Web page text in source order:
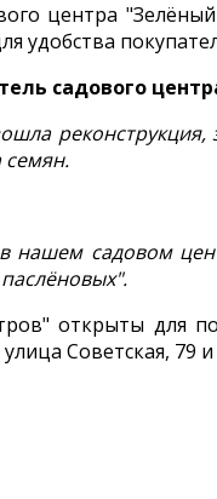
центра
удобства
садового
семян.
нашем садовом
открыты для
Советская, 79 и